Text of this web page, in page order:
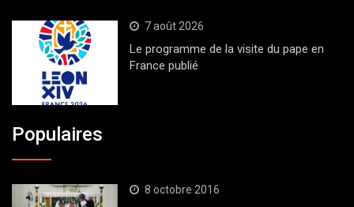
7 août 2026
Le programme de la visite du pape en
France publié
Populaires
8 octobre 2016